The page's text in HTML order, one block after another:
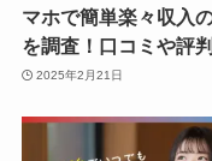
マホで簡単楽々収入
を調査！口コミや評
2025年2月21日